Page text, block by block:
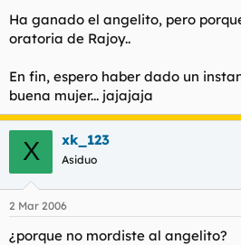
Ha ganado el angelito, pero
oratoria de Rajoy..
En fin, espero haber dado un
buena mujer... jajajaja
X xk_123
Asiduo
2 Mar 2006
¿porque no mordiste al angelito?